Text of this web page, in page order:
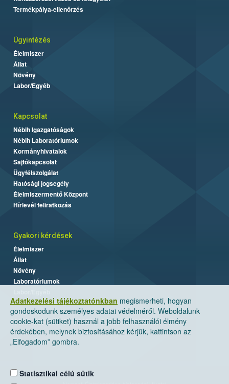
Adatkezelési tájékoztatónkban megismerheti, hogyan
gondoskodunk személyes adatai védelméről. Weboldalunk
cookie-kat (sütiket) használ a jobb felhasználói élmény
érdekében, melynek biztosításához kérjük, kattintson az
„Elfogadom” gombra.
Statisztikai célú sütik
Termékpálya-ellenőrzés
Ügyintézés
Élelmiszer
Állat
Növény
Labor/Egyéb
Kapcsolat
Nébih Igazgatóságok
Nébih Laboratóriumok
Kormányhivatalok
Sajtókapcsolat
Ügyfélszolgálat
Hatósági jogsegély
Élelmiszermentő Központ
Hírlevél feliratkozás
Gyakori kérdések
Élelmiszer
Állat
Növény
Laboratóriumok